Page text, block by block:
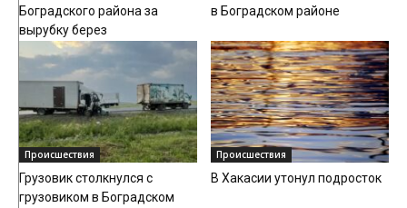
Боградского района за
вырубку берез
в Боградском районе
Происшествия
Грузовик столкнулся с
грузовиком в Боградском
Происшествия
В Хакасии утонул подросток